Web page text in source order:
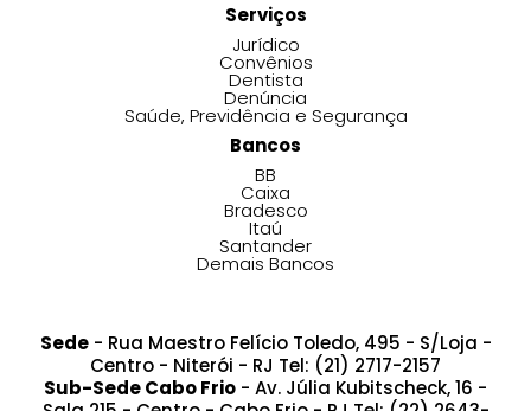
Serviços
Jurídico
Convênios
Dentista
Denúncia
Saúde, Previdência e Segurança
Bancos
BB
Caixa
Bradesco
Itaú
Santander
Demais Bancos
Sede- Rua Maestro Felício Toledo, 495 - S/Loja -
Centro - Niterói - RJ Tel: (21) 2717-2157
Sub-Sede Cabo Frio - Av. Júlia Kubitscheck, 16 -